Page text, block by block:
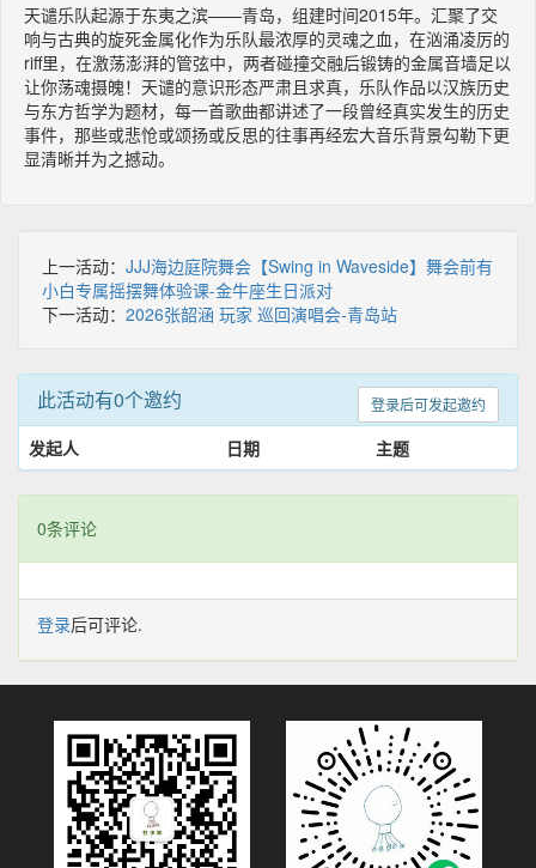
天谴乐队起源于东夷之滨——青岛，组建时间2015年。汇聚了交
响与古典的旋死金属化作为乐队最浓厚的灵魂之血，在汹涌凌厉的
riff里，在激荡澎湃的管弦中，两者碰撞交融后锻铸的金属音墙足以
让你荡魂摄魄！天谴的意识形态严肃且求真，乐队作品以汉族历史
与东方哲学为题材，每一首歌曲都讲述了一段曾经真实发生的历史
事件，那些或悲怆或颂扬或反思的往事再经宏大音乐背景勾勒下更
显清晰并为之撼动。
上一活动： JJJ海边庭院舞会【Swing in Waveside】舞会前有
小白专属摇摆舞体验课-金牛座生日派对
下一活动： 2026张韶涵 玩家 巡回演唱会-青岛站
登录后可发起邀约
此活动有0个邀约
发起人 日期 主题
0条评论
登录后可评论.